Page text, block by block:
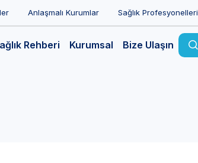
Anlaşmalı Kurumlar Sağlık Profesyonelleri
Rehberi Kurumsal Bize Ulaşın